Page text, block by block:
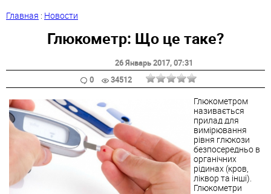
Главная : Новости
Глюкометр: Що це таке?
26 Январь 2017, 07:31
0
34512
Глюкометром
називається
прилад для
вимірювання
рівня глюкози
безпосередньо в
органічних
рідинах (кров,
ліквор та інші).
Глюкометри